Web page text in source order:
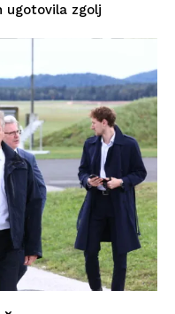
ugotovila zgolj